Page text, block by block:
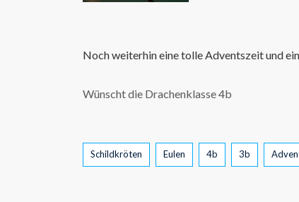
Noch weiterhin eine tolle Adventszeit und
Wünscht die Drachenklasse 4b
Tags
Schildkröten Eulen 4b 3b